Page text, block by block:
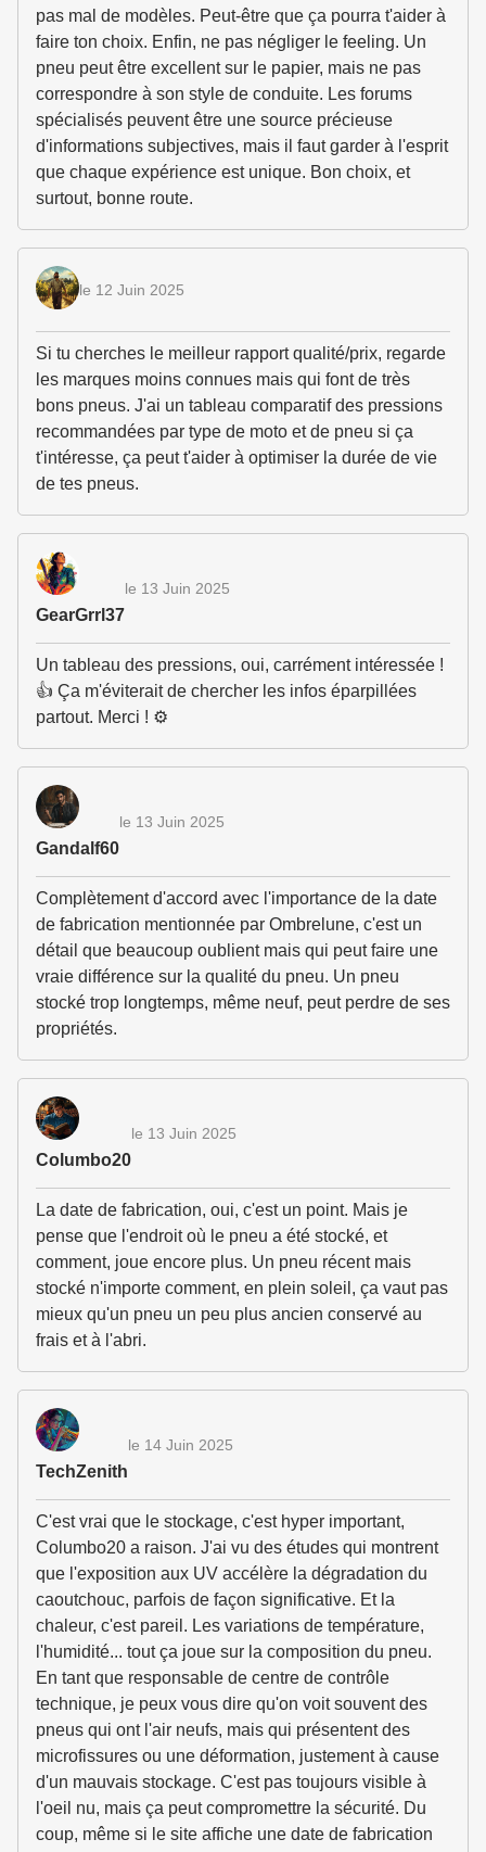
pas mal de modèles. Peut-être que ça pourra t'aider à
faire ton choix. Enfin, ne pas négliger le feeling. Un
pneu peut être excellent sur le papier, mais ne pas
correspondre à son style de conduite. Les forums
spécialisés peuvent être une source précieuse
d'informations subjectives, mais il faut garder à l'esprit
que chaque expérience est unique. Bon choix, et
surtout, bonne route.
le 12 Juin 2025
Si tu cherches le meilleur rapport qualité/prix, regarde
les marques moins connues mais qui font de très
bons pneus. J'ai un tableau comparatif des pressions
recommandées par type de moto et de pneu si ça
t'intéresse, ça peut t'aider à optimiser la durée de vie
de tes pneus.
GearGrrl37
le 13 Juin 2025
Un tableau des pressions, oui, carrément intéressée !
👍 Ça m'éviterait de chercher les infos éparpillées
partout. Merci ! ⚙️
Gandalf60
le 13 Juin 2025
Complètement d'accord avec l'importance de la date
de fabrication mentionnée par Ombrelune, c'est un
détail que beaucoup oublient mais qui peut faire une
vraie différence sur la qualité du pneu. Un pneu
stocké trop longtemps, même neuf, peut perdre de ses
propriétés.
Columbo20
le 13 Juin 2025
La date de fabrication, oui, c'est un point. Mais je
pense que l'endroit où le pneu a été stocké, et
comment, joue encore plus. Un pneu récent mais
stocké n'importe comment, en plein soleil, ça vaut pas
mieux qu'un pneu un peu plus ancien conservé au
frais et à l'abri.
TechZenith
le 14 Juin 2025
C'est vrai que le stockage, c'est hyper important,
Columbo20 a raison. J'ai vu des études qui montrent
que l'exposition aux UV accélère la dégradation du
caoutchouc, parfois de façon significative. Et la
chaleur, c'est pareil. Les variations de température,
l'humidité... tout ça joue sur la composition du pneu.
En tant que responsable de centre de contrôle
technique, je peux vous dire qu'on voit souvent des
pneus qui ont l'air neufs, mais qui présentent des
microfissures ou une déformation, justement à cause
d'un mauvais stockage. C'est pas toujours visible à
l'oeil nu, mais ça peut compromettre la sécurité. Du
coup, même si le site affiche une date de fabrication